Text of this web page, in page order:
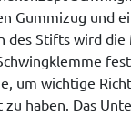
Gummizug und
des Stifts wird die
um wichtige
haben. Das